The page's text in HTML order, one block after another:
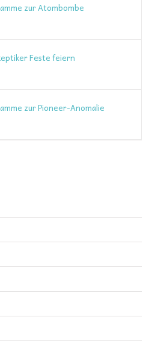
zur Atombombe
Feste feiern
zur Pioneer-Anomalie